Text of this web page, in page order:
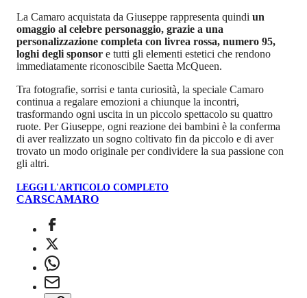
La Camaro acquistata da Giuseppe rappresenta quindi un
omaggio al celebre personaggio, grazie a una
personalizzazione completa con livrea rossa, numero 95,
loghi degli sponsor e tutti gli elementi estetici che rendono
immediatamente riconoscibile Saetta McQueen.
Tra fotografie, sorrisi e tanta curiosità, la speciale Camaro
continua a regalare emozioni a chiunque la incontri,
trasformando ogni uscita in un piccolo spettacolo su quattro
ruote. Per Giuseppe, ogni reazione dei bambini è la conferma
di aver realizzato un sogno coltivato fin da piccolo e di aver
trovato un modo originale per condividere la sua passione con
gli altri.
LEGGI L'ARTICOLO COMPLETO
CARSCAMARO